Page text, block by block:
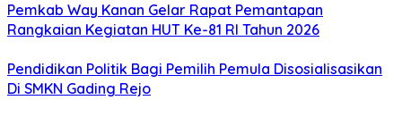
Pemkab Way Kanan Gelar Rapat Pemantapan
Rangkaian Kegiatan HUT Ke-81 RI Tahun 2026
Pendidikan Politik Bagi Pemilih Pemula Disosialisasikan
Di SMKN Gading Rejo